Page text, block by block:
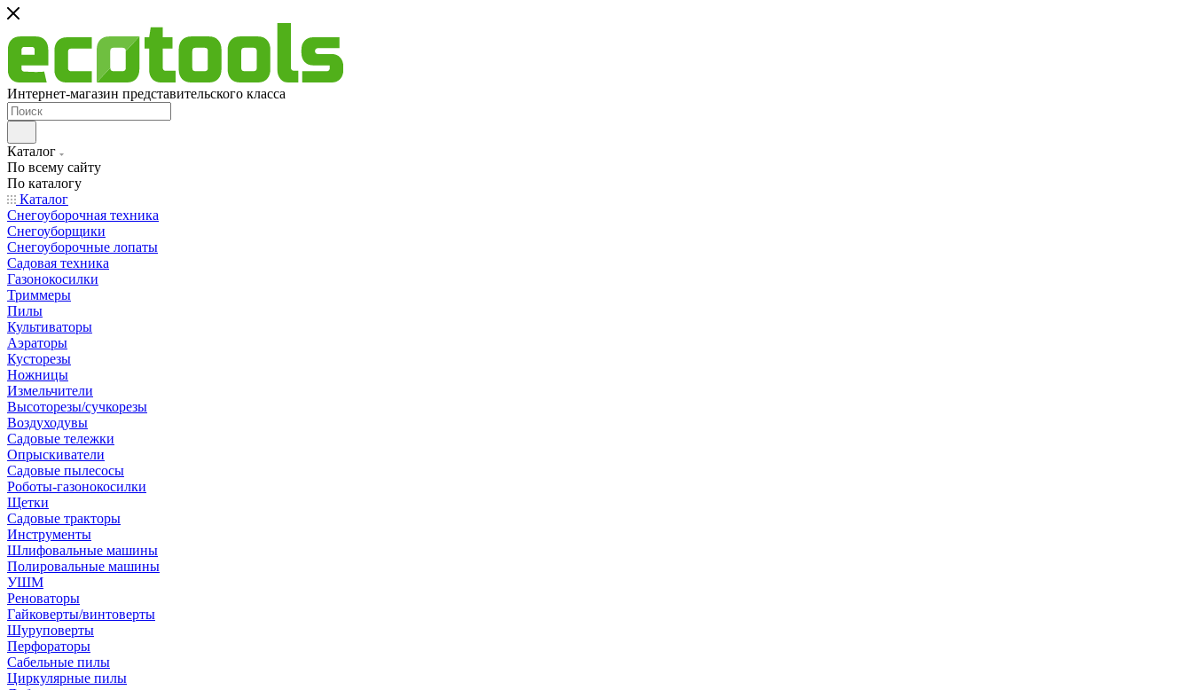
Интернет-магазин представительского класса
Каталог
По всему сайту
По каталогу
Каталог
Снегоуборочная техника
Снегоуборщики
Снегоуборочные лопаты
Садовая техника
Газонокосилки
Триммеры
Пилы
Культиваторы
Аэраторы
Кусторезы
Ножницы
Измельчители
Высоторезы/сучкорезы
Воздуходувы
Садовые тележки
Опрыскиватели
Садовые пылесосы
Роботы-газонокосилки
Щетки
Садовые тракторы
Инструменты
Шлифовальные машины
Полировальные машины
УШМ
Реноваторы
Гайковерты/винтоверты
Шуруповерты
Перфораторы
Сабельные пилы
Циркулярные пилы